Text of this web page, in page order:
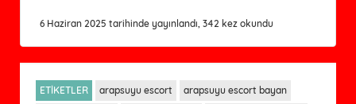
6 Haziran 2025 tarihinde yayınlandı, 342 kez okundu
ETİKETLER arapsuyu escort
arapsuyu escort bayan